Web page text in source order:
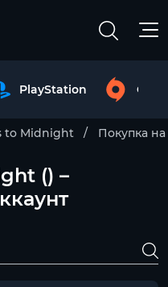
PlayStation
to Midnight Покупка
() –